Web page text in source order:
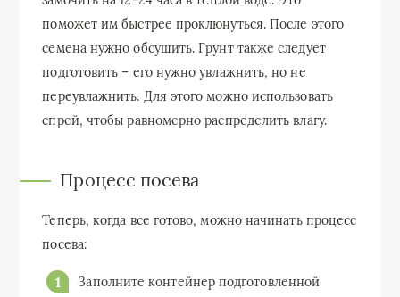
поможет им быстрее проклюнуться. После этого
семена нужно обсушить. Грунт также следует
подготовить – его нужно увлажнить, но не
переувлажнить. Для этого можно использовать
спрей, чтобы равномерно распределить влагу.
Процесс посева
Теперь, когда все готово, можно начинать процесс
посева:
Заполните контейнер подготовленной